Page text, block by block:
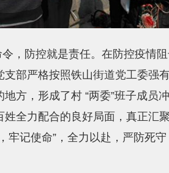
，防控就是责任。在防控疫情
支部严格按照铁山街道党工委强
方，形成了村 “两委”班子成员
姓全力配合的良好局面，真正汇
牢记使命”，全力以赴，严防死